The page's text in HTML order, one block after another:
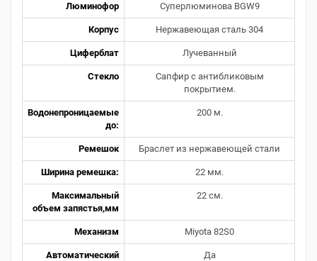
Люминофор Суперлюминова BGW9
Корпус Нержавеющая сталь 304
Циферблат Лучеванный
Стекло
Сапфир с антибликовым
покрытием.
Водонепроницаемые
до:
200 м.
Ремешок Браслет из нержавеющей стали
Ширина ремешка: 22 мм.
Максимальный
объем запястья,мм
22 см.
Механизм Miyota 82S0
Автоматический
Да